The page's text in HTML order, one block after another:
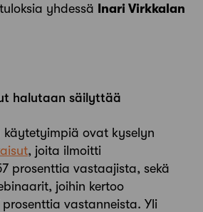
yhdessä Inari Virkkalan
halutaan säilyttää
käytetyimpiä ovat kyselyn
, joita ilmoitti
prosenttia vastaajista, sekä
joihin kertoo
vastanneista. Yli